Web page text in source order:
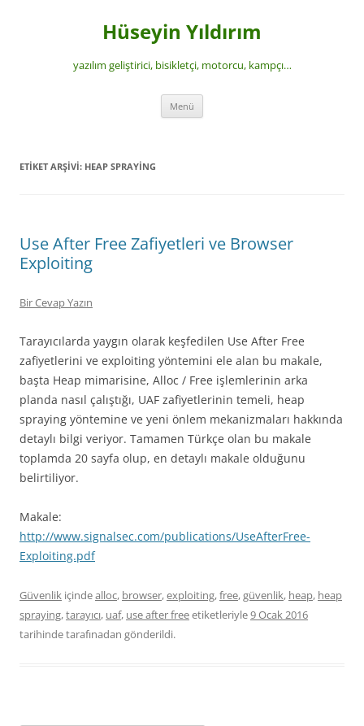
Hüseyin Yıldırım
yazılım geliştirici, bisikletçi, motorcu, kampçı…
Menü
ETIKET ARŞIVI: HEAP SPRAYING
Use After Free Zafiyetleri ve Browser
Exploiting
Bir Cevap Yazın
Tarayıcılarda yaygın olarak keşfedilen Use After Free
zafiyetlerini ve exploiting yöntemini ele alan bu makale,
başta Heap mimarisine, Alloc / Free işlemlerinin arka
planda nasıl çalıştığı, UAF zafiyetlerinin temeli, heap
spraying yöntemine ve yeni önlem mekanizmaları hakkında
detaylı bilgi veriyor. Tamamen Türkçe olan bu makale
toplamda 20 sayfa olup, en detaylı makale olduğunu
belirtiliyor.
Makale:
http://www.signalsec.com/publications/UseAfterFree-
Exploiting.pdf
Güvenlik içindealloc, browser,exploiting,free,güvenlik, heap, heap
spraying,tarayıcı, uaf, use after freeetiketleriyle9 Ocak 2016
tarihindetarafınadan gönderildi.